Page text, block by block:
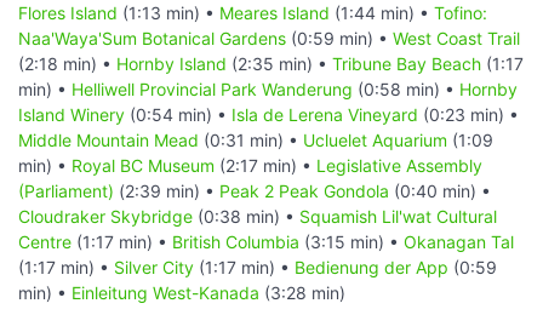
Flores Island (1:13 min) • Meares Island (1:44 min) • Tofino:
Naa'Waya'Sum Botanical Gardens (0:59 min) • West Coast Trail
(2:18 min) • Hornby Island (2:35 min) • Tribune Bay Beach (1:17
min) • Helliwell Provincial Park Wanderung (0:58 min) • Hornby
Island Winery (0:54 min) • Isla de Lerena Vineyard (0:23 min) •
Middle Mountain Mead (0:31 min) • Ucluelet Aquarium (1:09
min) • Royal BC Museum (2:17 min) • Legislative Assembly
(Parliament) (2:39 min) • Peak 2 Peak Gondola (0:40 min) •
Cloudraker Skybridge (0:38 min) • Squamish Lil'wat Cultural
Centre (1:17 min) • British Columbia (3:15 min) • Okanagan Tal
(1:17 min) • Silver City (1:17 min) • Bedienung der App (0:59
min) • Einleitung West-Kanada (3:28 min)